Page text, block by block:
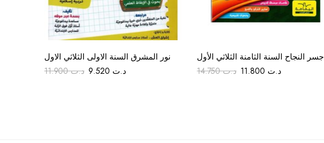
نور المشرق السنة الاولى الثلاثي الاول
د.ت11.900 د.ت
جسر النجاح السنة الثامنة الثلاثي الأول
د.ت14.750 د.ت